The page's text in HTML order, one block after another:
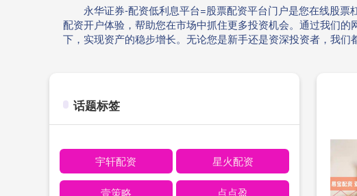
永华证券-配资低利息平台=股票配资平台门户是您在线股
配资开户体验，帮助您在市场中抓住更多投资机会。通过我们
下，实现资产的稳步增长。无论您是新手还是资深投资者，我们
话题标签
宇轩配资 星火配资
壹策略 点点盈